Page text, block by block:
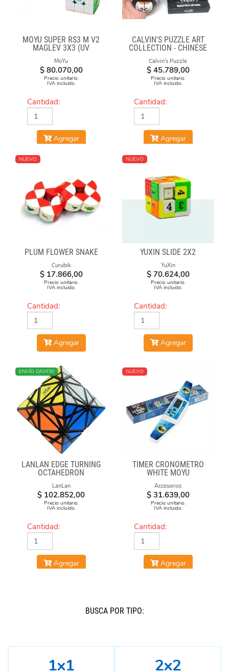
MOYU SUPER RS3 M V2
MAGLEV 3X3 (UV
COATED)
MoYu
$ 80.070,00
Precio unitario.
IVA incluido.
Cantidad:
Agregar
CALVIN'S PUZZLE ART
COLLECTION - CHINESE
OPERA FACE-OFF CUBE
(BLACK & WHITE MASKS)
Calvin's Puzzle
$ 45.789,00
Precio unitario.
IVA incluido.
Cantidad:
Agregar
NUEVO
PLUM FLOWER SNAKE
Curubik
$ 17.866,00
Precio unitario.
IVA incluido.
Cantidad:
Agregar
NUEVO
YUXIN SLIDE 2X2
YuXin
$ 70.624,00
Precio unitario.
IVA incluido.
Cantidad:
Agregar
NUEVO
ENVÍO GRATIS!
LANLAN EDGE TURNING
OCTAHEDRON
LanLan
$ 102.852,00
Precio unitario.
IVA incluido.
Cantidad:
Agregar
NUEVO
TIMER CRONÓMETRO
WHITE MOYU
Accesorios
$ 31.639,00
Precio unitario.
IVA incluido.
Cantidad:
Agregar
BUSCÁ POR TIPO:
1x1 2x2